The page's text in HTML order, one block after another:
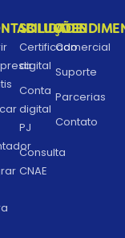
SOLUÇÕES
Certificado
digital
Conta
digital
PJ
Consulta
CNAE
Comercial
Suporte
Parcerias
Contato